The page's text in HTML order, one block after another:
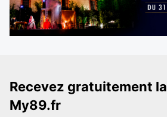
Recevez gratuitement la
My89.fr